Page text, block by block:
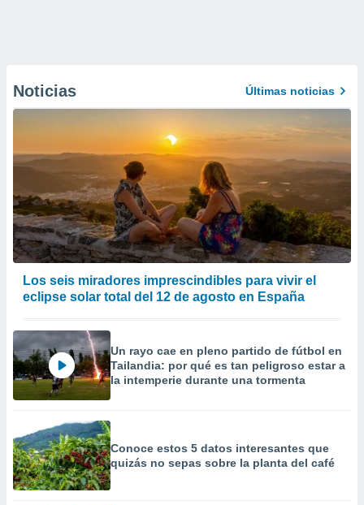
Noticias Últimas noticias
Los seis miradores imprescindibles para vivir el
eclipse solar total del 12 de agosto en España
Un rayo cae en pleno partido de fútbol en
Tailandia: por qué es tan peligroso estar a
la intemperie durante una tormenta
Conoce estos 5 datos interesantes que
quizás no sepas sobre la planta del café